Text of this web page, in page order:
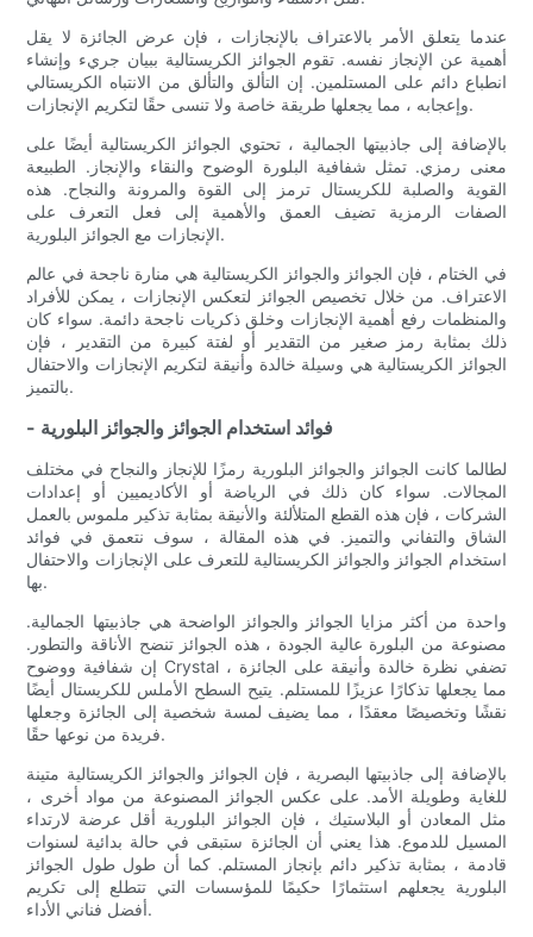
عندما يتعلق الأمر بالاعتراف بالإنجازات ، فإن عرض الجائزة لا يقل
أهمية عن الإنجاز نفسه. تقوم الجوائز الكريستالية ببيان جريء وإنشاء
انطباع دائم على المستلمين. إن التألق والتألق من الانتباه الكريستالي
وإعجابه ، مما يجعلها طريقة خاصة ولا تنسى حقًا لتكريم الإنجازات.
بالإضافة إلى جاذبيتها الجمالية ، تحتوي الجوائز الكريستالية أيضًا على
معنى رمزي. تمثل شفافية البلورة الوضوح والنقاء والإنجاز. الطبيعة
القوية والصلبة للكريستال ترمز إلى القوة والمرونة والنجاح. هذه
الصفات الرمزية تضيف العمق والأهمية إلى فعل التعرف على
الإنجازات مع الجوائز البلورية.
في الختام ، فإن الجوائز والجوائز الكريستالية هي منارة ناجحة في عالم
الاعتراف. من خلال تخصيص الجوائز لتعكس الإنجازات ، يمكن للأفراد
والمنظمات رفع أهمية الإنجازات وخلق ذكريات ناجحة دائمة. سواء كان
ذلك بمثابة رمز صغير من التقدير أو لفتة كبيرة من التقدير ، فإن
الجوائز الكريستالية هي وسيلة خالدة وأنيقة لتكريم الإنجازات والاحتفال
بالتميز.
- فوائد استخدام الجوائز والجوائز البلورية
لطالما كانت الجوائز والجوائز البلورية رمزًا للإنجاز والنجاح في مختلف
المجالات. سواء كان ذلك في الرياضة أو الأكاديميين أو إعدادات
الشركات ، فإن هذه القطع المتلألئة والأنيقة بمثابة تذكير ملموس بالعمل
الشاق والتفاني والتميز. في هذه المقالة ، سوف نتعمق في فوائد
استخدام الجوائز والجوائز الكريستالية للتعرف على الإنجازات والاحتفال
بها.
واحدة من أكثر مزايا الجوائز والجوائز الواضحة هي جاذبيتها الجمالية.
مصنوعة من البلورة عالية الجودة ، هذه الجوائز تنضح الأناقة والتطور.
إن شفافية ووضوح Crystal تضفي نظرة خالدة وأنيقة على الجائزة ،
مما يجعلها تذكارًا عزيزًا للمستلم. يتيح السطح الأملس للكريستال أيضًا
نقشًا وتخصيصًا معقدًا ، مما يضيف لمسة شخصية إلى الجائزة وجعلها
فريدة من نوعها حقًا.
بالإضافة إلى جاذبيتها البصرية ، فإن الجوائز والجوائز الكريستالية متينة
للغاية وطويلة الأمد. على عكس الجوائز المصنوعة من مواد أخرى ،
مثل المعادن أو البلاستيك ، فإن الجوائز البلورية أقل عرضة لارتداء
المسيل للدموع. هذا يعني أن الجائزة ستبقى في حالة بدائية لسنوات
قادمة ، بمثابة تذكير دائم بإنجاز المستلم. كما أن طول طول الجوائز
البلورية يجعلهم استثمارًا حكيمًا للمؤسسات التي تتطلع إلى تكريم
أفضل فناني الأداء.